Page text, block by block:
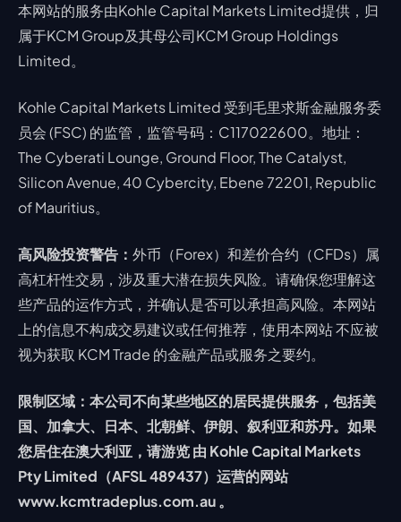
本网站的服务由Kohle Capital Markets Limited提供，归
属于KCM Group及其母公司KCM Group Holdings
Limited。
Kohle Capital Markets Limited 受到毛里求斯金融服务委
员会 (FSC) 的监管，监管号码：C117022600。地址：
The Cyberati Lounge, Ground Floor, The Catalyst,
Silicon Avenue, 40 Cybercity, Ebene 72201, Republic
of Mauritius。
高风险投资警告： 外币（Forex）和差价合约（CFDs）属
高杠杆性交易，涉及重大潜在损失风险。请确保您理解这
些产品的运作方式，并确认是否可以承担高风险。本网站
上的信息不构成交易建议或任何推荐，使用本网站 不应被
视为获取 KCM Trade 的金融产品或服务之要约。
限制区域：本公司不向某些地区的居民提供服务，包括美
国、加拿大、日本、北朝鲜、伊朗、叙利亚和苏丹。如果
您居住在澳大利亚，请游览 由 Kohle Capital Markets
Pty Limited（AFSL 489437）运营的网站
www.kcmtradeplus.com.au 。